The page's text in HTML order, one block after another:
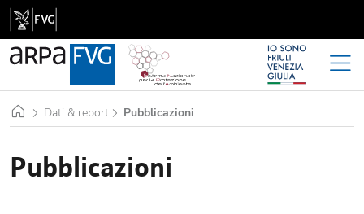
HomeDati & report Pubblicazioni
Pubblicazioni